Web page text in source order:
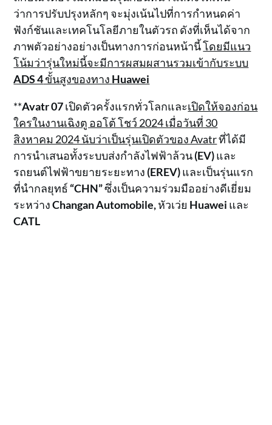
ว่าการปรับปรุงหลักๆ จะมุ่งเน้นไปที่การกำหนดค่า
ฟังก์ชันและเทคโนโลยีภายในตัวรถ ดังที่เห็นได้จาก
ภาพตัวอย่างอย่างเป็นทางการก่อนหน้านี้โดยมีแนว
โน้มว่ารุ่นใหม่นี้จะมีการผสมผสานรวมเข้ากับระบบ
ADS 4ขั้นสูงของทาง Huawei
**Avatr 07เปิดตัวครั้งแรกทั่วโลกและเปิดให้จองก่อน
ใครในงานเฉิงตู ออโต้ โชว์ 2024 เมื่อวันที่ 30
สิงหาคม 2024 นับว่าเป็นรุ่นเปิดตัวของ Avatrที่ได้มี
การนำเสนอทั้งระบบส่งกำลังไฟฟ้าล้วน(EV)และ
รถยนต์ไฟฟ้าขยายระยะทาง (EREV)และเป็นรุ่นแรก
ที่นำกลยุทธ์ “CHN”ซึ่งเป็นความร่วมมืออย่างดีเยี่ยม
ระหว่างChanganAutomobile,หัวเว่ย Huawei และ
CATL